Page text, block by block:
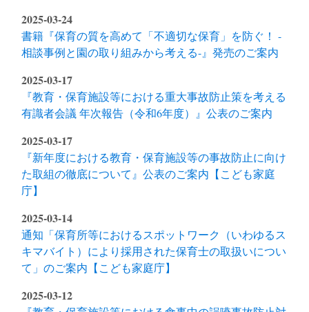
2025-03-24
書籍『保育の質を高めて「不適切な保育」を防ぐ！ -
相談事例と園の取り組みから考える-』発売のご案内
2025-03-17
『教育・保育施設等における重大事故防止策を考える
有識者会議 年次報告（令和6年度）』公表のご案内
2025-03-17
『新年度における教育・保育施設等の事故防止に向け
た取組の徹底について』公表のご案内【こども家庭
庁】
2025-03-14
通知「保育所等におけるスポットワーク（いわゆるス
キマバイト）により採用された保育士の取扱いについ
て」のご案内【こども家庭庁】
2025-03-12